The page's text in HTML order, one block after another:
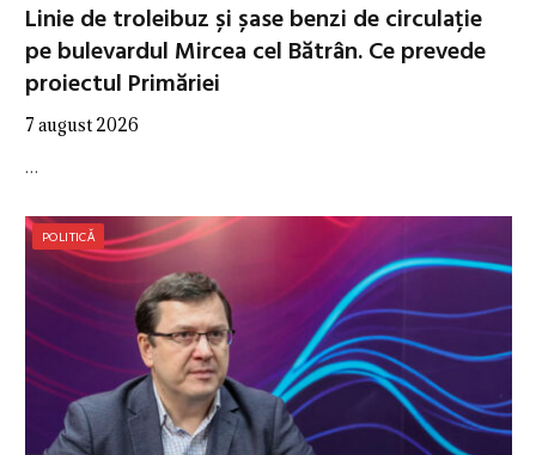
Linie de troleibuz și șase benzi de circulație
pe bulevardul Mircea cel Bătrân. Ce prevede
proiectul Primăriei
7 august 2026
…
POLITICĂ